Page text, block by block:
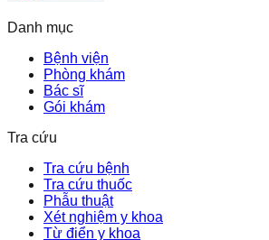
Danh mục
Bệnh viện
Phòng khám
Bác sĩ
Gói khám
Tra cứu
Tra cứu bệnh
Tra cứu thuốc
Phẫu thuật
Xét nghiệm y khoa
Từ điển y khoa